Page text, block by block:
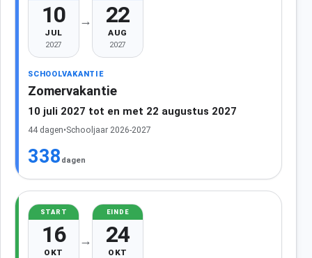
10
JUL
2027
→ 22
AUG
2027
SCHOOLVAKANTIE
Zomervakantie
10 juli 2027 tot en met 22 augustus 2027
44 dagen•Schooljaar 2026-2027
338 dagen
START
16
OKT
→
EINDE
24
OKT